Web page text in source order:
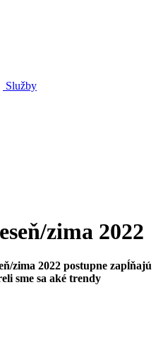
Služby
zima 2022
zima 2022 postupne zapĺňajú
sme sa aké trendy